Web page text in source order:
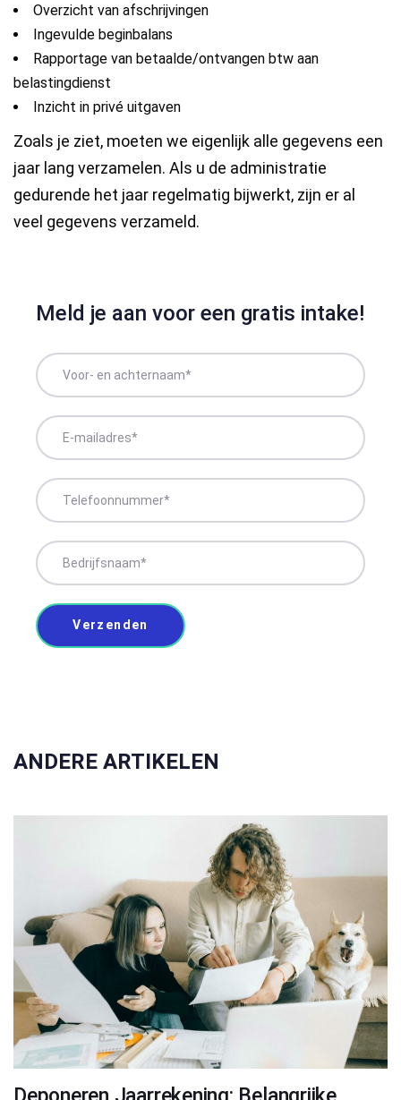
Overzicht van afschrijvingen
Ingevulde beginbalans
Rapportage van betaalde/ontvangen btw aan
belastingdienst
Inzicht in privé uitgaven
Zoals je ziet, moeten we eigenlijk alle gegevens een
jaar lang verzamelen. Als u de administratie
gedurende het jaar regelmatig bijwerkt, zijn er al
veel gegevens verzameld.
Meld je aan voor een gratis intake!
ANDERE ARTIKELEN